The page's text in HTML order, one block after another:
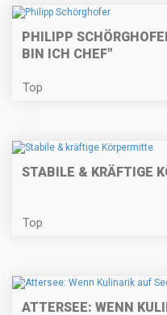
PHILIPP
BIN ICH CHEF"
Top
STABILE & KRÄFTIGE
Top
ATTERSEE: WENN